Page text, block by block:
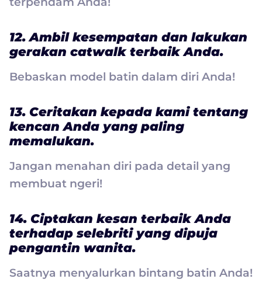
12. Ambil kesempatan dan lakukan
gerakan catwalk terbaik Anda.
Bebaskan model batin dalam diri Anda!
13. Ceritakan kepada kami tentang
kencan Anda yang paling
memalukan.
Jangan menahan diri pada detail yang
membuat ngeri!
14. Ciptakan kesan terbaik Anda
terhadap selebriti yang dipuja
pengantin wanita.
Saatnya menyalurkan bintang batin Anda!